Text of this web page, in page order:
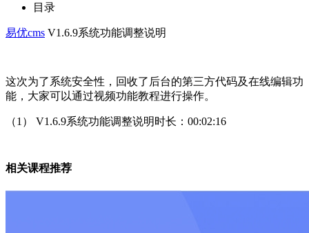
目录
易优cms V1.6.9系统功能调整说明
这次为了系统安全性，回收了后台的第三方代码及在线编辑功
能，大家可以通过视频功能教程进行操作。
（1） V1.6.9系统功能调整说明时长：00:02:16
相关课程推荐